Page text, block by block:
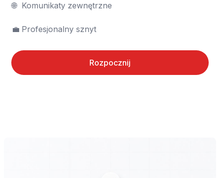
🌐	Komunikaty zewnętrzne
💼	Profesjonalny sznyt
Rozpocznij